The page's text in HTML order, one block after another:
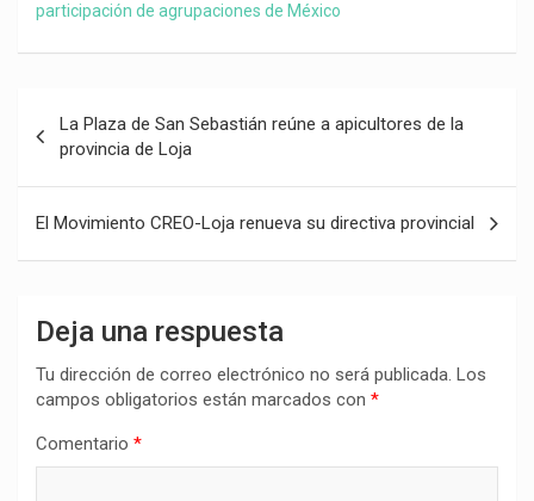
participación de agrupaciones de México
de
entradas
La Plaza de San Sebastián reúne a apicultores de la
provincia de Loja
El Movimiento CREO-Loja renueva su directiva provincial
Deja una respuesta
Tu dirección de correo electrónico no será publicada. Los
campos obligatorios están marcados con *
Comentario *